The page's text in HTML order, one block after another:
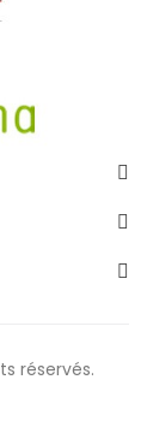
réservés.